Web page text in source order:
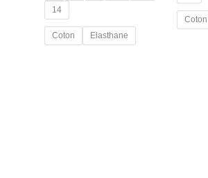
14
Coton Elasthane
Coton